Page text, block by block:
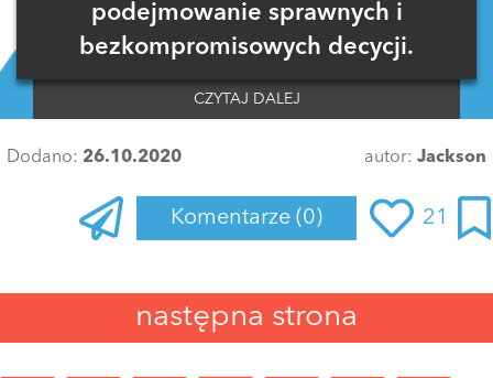
podejmowanie sprawnych i
bezkompromisowych decycji.
CZYTAJ DALEJ
Dodano: 26.10.2020 autor: Jackson
Komentarze (0) 21
następna strona